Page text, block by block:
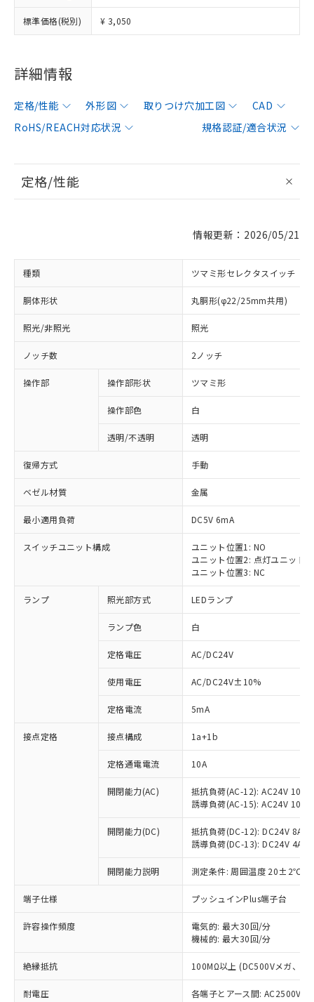
標準価格(税別) ¥ 3,050
詳細情報
定格/性能 外形図 取りつけ穴加工図
CAD
RoHS/REACH対応状況
規格認証/適合状況
定格/性能
情報更新：2026/05/21
種類 ツマミ形セレクタスイッチ
胴体形状 丸胴形(φ22/25mm共用)
照光/非照光 照光
ノッチ数 2ノッチ
操作部 操作部形状 ツマミ形
操作部色 白
透明/不透明 透明
復帰方式 手動
ベゼル材質 金属
最小適用負荷 DC5V 6mA
スイッチユニット構成
ユニット位置1: NO
ユニット位置2: 点灯ユニット
ユニット位置3: NC
ランプ 照光部方式 LEDランプ
ランプ色 白
定格電圧 AC/DC24V
使用電圧 AC/DC24V±10%
定格電流 5mA
接点定格 接点構成 1a+1b
定格通電電流 10A
開閉能力(AC)
抵抗負荷(AC-12): AC24V 10A/
誘導負荷(AC-15): AC24V
開閉能力(DC)
抵抗負荷(DC-12): DC24V 8A/
誘導負荷(DC-13): DC24V 4A/
開閉能力説明 測定条件: 周囲温度 20±2℃、
端子仕様 プッシュインPlus端子台
許容操作頻度
電気的: 最大30回/分
機械的: 最大30回/分
絶縁抵抗 100MΩ以上 (DC500Vメガ、点
耐電圧
各端子とアース間: AC2500V
ご利用条件
以下の条件をお読みいただき、同意のうえ
ご利用ください。
本サービスは、当社制御機器事業取扱
商品の当社在庫状況および標準価格
(税抜)を提供させていただくもので
当社制御機器事業取扱商品の中には、
本サービスの対象外となる商品もある
対応済み：EU RoHS指令（10物質）の
非含有に対応した製品が提供可能な商品で
対応予定：EU RoHS指令（10物質）の非含
有に対応した製品に切り替える予定のある
対応予定なし：EU RoHS指令（10物質）の
非含有に非対応の商品で、対応品を出す予
定はありません。
調査・確認中：EU RoHS指令（10物質）の
非含有の対応状況を調査中または確認中の
害物質有無と関係のない商品です。
仕入先様の事情により、非含有部品として
※1 中国RoHS○×表
「○」：最大均質材料含有率が中国RoHSの
基準値以下であることを示します。